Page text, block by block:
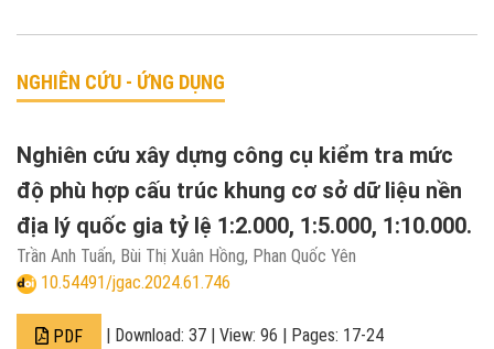
NGHIÊN CỨU - ỨNG DỤNG
Nghiên cứu xây dựng công cụ kiểm tra mức
độ phù hợp cấu trúc khung cơ sở dữ liệu nền
địa lý quốc gia tỷ lệ 1:2.000, 1:5.000, 1:10.000.
Trần Anh Tuấn, Bùi Thị Xuân Hồng, Phan Quốc Yên
10.54491/jgac.2024.61.746
PDF | Download: 37 | View: 96 | Pages: 17-24